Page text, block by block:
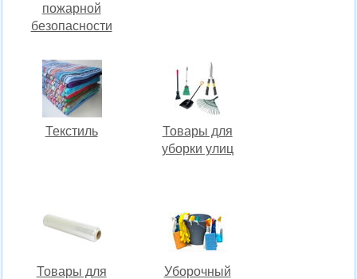
пожарной
безопасности
Текстиль
Товары для
уборки улиц
Товары для
Уборочный